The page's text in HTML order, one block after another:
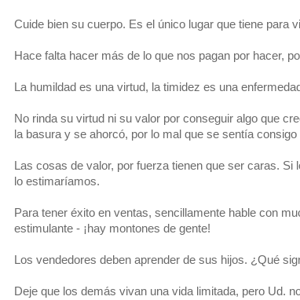
Cuide bien su cuerpo. Es el único lugar que tiene para
Hace falta hacer más de lo que nos pagan por hacer,
La humildad es una virtud, la timidez es una
No rinda su virtud ni su valor por conseguir algo que
la basura y se ahorcó, por lo mal que se sentía
Las cosas de valor, por fuerza tienen que ser caras.
lo estimaríamos.
Para tener éxito en ventas, sencillamente hable con
estimulante - ¡hay montones de gente!
Los vendedores deben aprender de sus hijos. ¿Qué
Deje que los demás vivan una vida limitada, pero Ud.